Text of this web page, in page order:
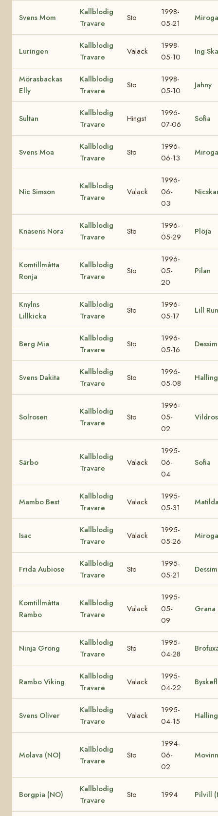
Svens Mom
Kallblodig
Travare
Sto
1998-
05-21
Miroga
Luringen
Kallblodig
Travare
Valack
1998-
05-10
Ing
Mörasbackas
Elly
Kallblodig
Travare
Sto
1998-
05-10
Jahny
Sultan
Kallblodig
Travare
Hingst
1996-
07-06
Sofia
Svens Moa
Kallblodig
Travare
Sto
1996-
06-13
Miroga
Nic Simson
Kallblodig
Travare
Valack
1996-
06-
03
Knasens Nora
Kallblodig
Travare
Sto
1996-
05-29
Plöja
Komtillmåtta
Ronja
Kallblodig
Travare
Sto
1996-
05-
20
Pilan
Knylns
Lillkicka
Kallblodig
Travare
Sto
1996-
05-17
Lill
Berg Mia
Kallblodig
Travare
Sto
1996-
05-16
Svens Dakita
Kallblodig
Travare
Sto
1996-
05-08
Solrosen
Kallblodig
Travare
Sto
1996-
05-
02
Särbo
Kallblodig
Travare
Valack
1995-
06-
04
Sofia
Mambo Best
Kallblodig
Travare
Valack
1995-
05-31
Isac
Kallblodig
Travare
Valack
1995-
05-26
Miroga
Frida Aubiose
Kallblodig
Travare
Sto
1995-
05-21
Komtillmåtta
Rambo
Kallblodig
Travare
Valack
1995-
05-
09
Grana
Ninja Grong
Kallblodig
Travare
Sto
1995-
04-28
Rambo Viking
Kallblodig
Travare
Valack
1995-
04-22
Svens Oliver
Kallblodig
Travare
Valack
1995-
04-15
Molava (NO)
Kallblodig
Travare
Sto
1994-
06-
02
Borgpia (NO)
Kallblodig
Travare
Sto 1994 Pilvill